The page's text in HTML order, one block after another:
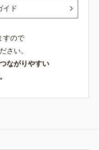
イド
すので
さい。
ながりやすい